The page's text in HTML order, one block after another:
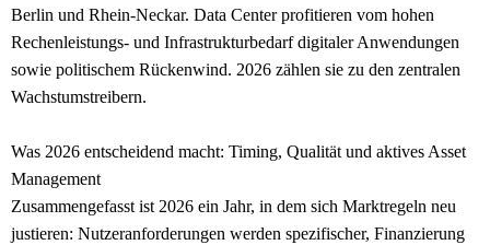
Berlin und Rhein-Neckar. Data Center profitieren vom hohen
Rechenleistungs- und Infrastrukturbedarf digitaler Anwendungen
sowie politischem Rückenwind. 2026 zählen sie zu den zentralen
Wachstumstreibern.
Was 2026 entscheidend macht: Timing, Qualität und aktives Asset
Management
Zusammengefasst ist 2026 ein Jahr, in dem sich Marktregeln neu
justieren: Nutzeranforderungen werden spezifischer, Finanzierung